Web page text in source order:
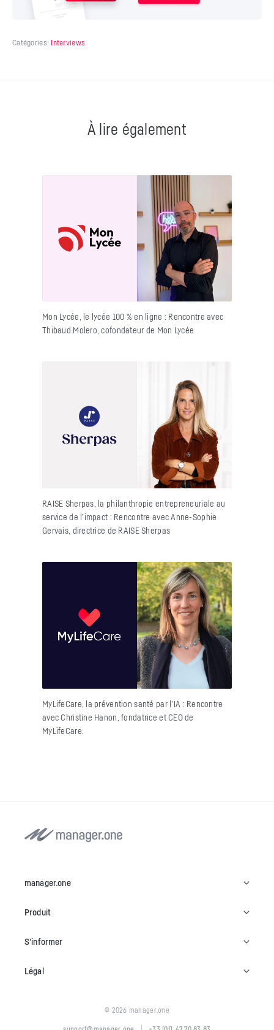
Catégories: Interviews
À lire également
Mon Lycée, le lycée 100 % en ligne : Rencontre avec
Thibaud Molero, cofondateur de Mon Lycée
RAISE Sherpas, la philanthropie entrepreneuriale au
service de l’impact : Rencontre avec Anne-Sophie
Gervais, directrice de RAISE Sherpas
MyLifeCare, la prévention santé par l’IA : Rencontre
avec Christine Hanon, fondatrice et CEO de
MyLifeCare.
manager.one
Produit
S'informer
Légal
© 2026 manager.one